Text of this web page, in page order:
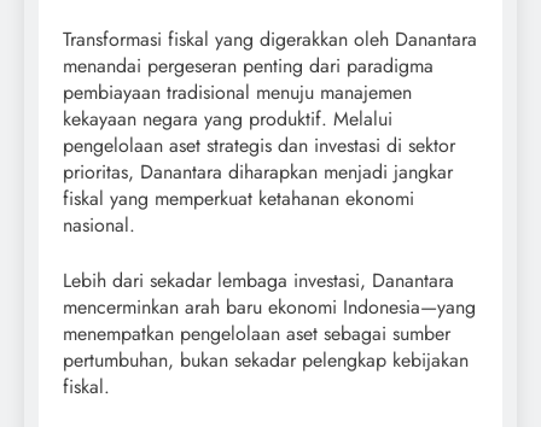
Transformasi fiskal yang digerakkan oleh Danantara
menandai pergeseran penting dari paradigma
pembiayaan tradisional menuju manajemen
kekayaan negara yang produktif. Melalui
pengelolaan aset strategis dan investasi di sektor
prioritas, Danantara diharapkan menjadi jangkar
fiskal yang memperkuat ketahanan ekonomi
nasional.
Lebih dari sekadar lembaga investasi, Danantara
mencerminkan arah baru ekonomi Indonesia—yang
menempatkan pengelolaan aset sebagai sumber
pertumbuhan, bukan sekadar pelengkap kebijakan
fiskal.